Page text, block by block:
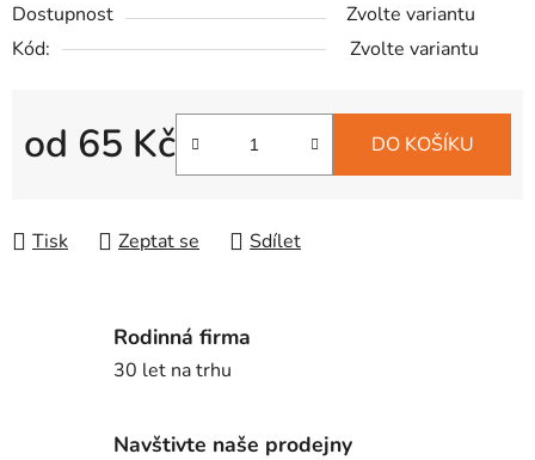
Dostupnost
Zvolte variantu
Kód:
Zvolte variantu
od 65 Kč DO KOŠÍKU
Tisk Zeptat se Sdílet
Rodinná firma
30 let na trhu
Navštivte naše prodejny